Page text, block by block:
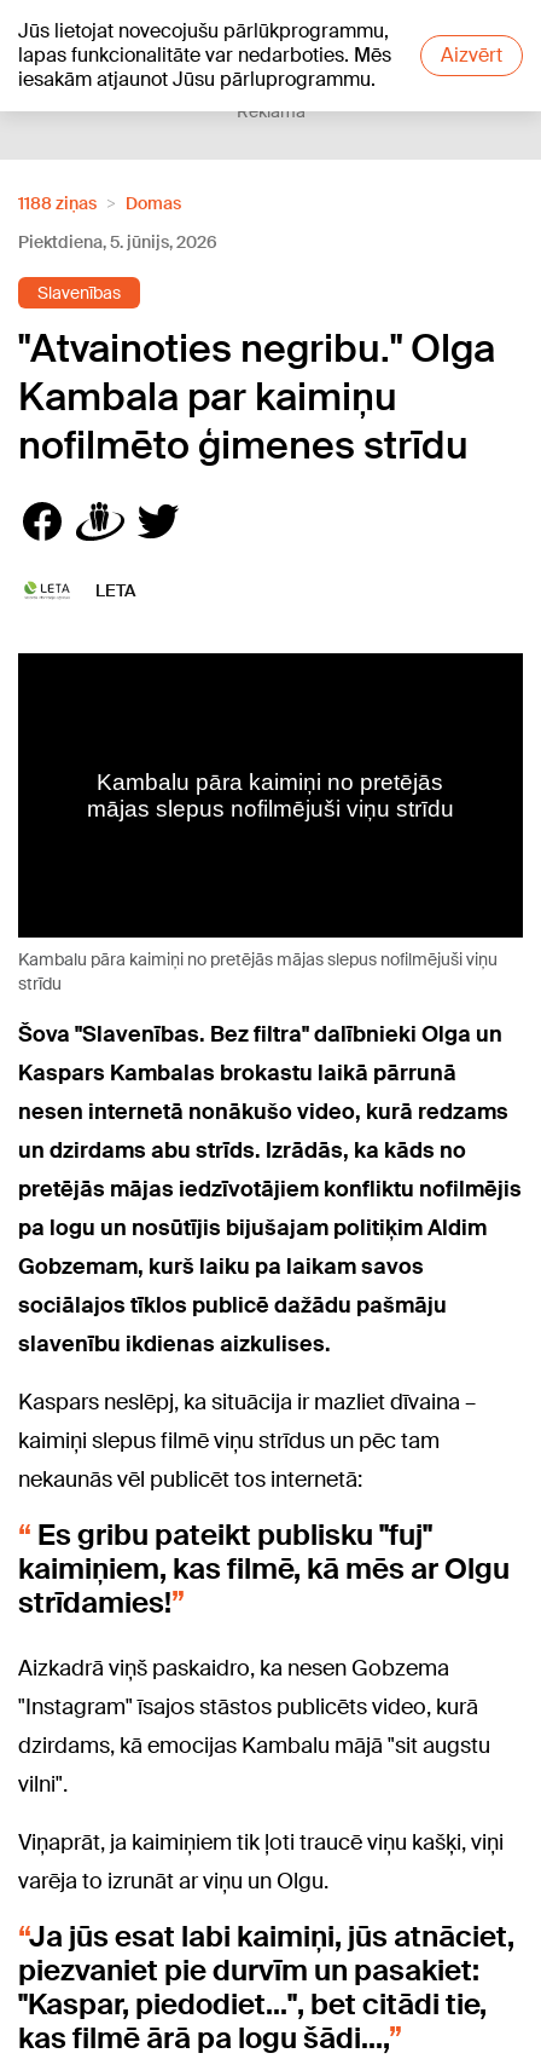
Jūs lietojat novecojušu pārlūkprogrammu,
lapas funkcionalitāte var nedarboties. Mēs
iesakām atjaunot Jūsu pārluprogrammu.
Aizvērt
+21°C
Reklāma
1188 ziņas
Domas
Piektdiena, 5. jūnijs, 2026
Slavenības
"Atvainoties negribu." Olga
Kambala par kaimiņu
nofilmēto ģimenes strīdu
LETA
Kambalu pāra kaimiņi no pretējās mājas slepus nofilmējuši viņu
strīdu
Šova "Slavenības. Bez filtra" dalībnieki Olga un
Kaspars Kambalas brokastu laikā pārrunā
nesen internetā nonākušo video, kurā redzams
un dzirdams abu strīds. Izrādās, ka kāds no
pretējās mājas iedzīvotājiem konfliktu nofilmējis
pa logu un nosūtījis bijušajam politiķim Aldim
Gobzemam, kurš laiku pa laikam savos
sociālajos tīklos publicē dažādu pašmāju
slavenību ikdienas aizkulises.
Kaspars neslēpj, ka situācija ir mazliet dīvaina –
kaimiņi slepus filmē viņu strīdus un pēc tam
nekaunās vēl publicēt tos internetā:
Es gribu pateikt publisku "fuj"
kaimiņiem, kas filmē, kā mēs ar Olgu
strīdamies!
Aizkadrā viņš paskaidro, ka nesen Gobzema
"Instagram" īsajos stāstos publicēts video, kurā
dzirdams, kā emocijas Kambalu mājā "sit augstu
vilni".
Viņaprāt, ja kaimiņiem tik ļoti traucē viņu kašķi, viņi
varēja to izrunāt ar viņu un Olgu.
Ja jūs esat labi kaimiņi, jūs atnāciet,
piezvaniet pie durvīm un pasakiet:
"Kaspar, piedodiet...", bet citādi tie,
kas filmē ārā pa logu šādi...,